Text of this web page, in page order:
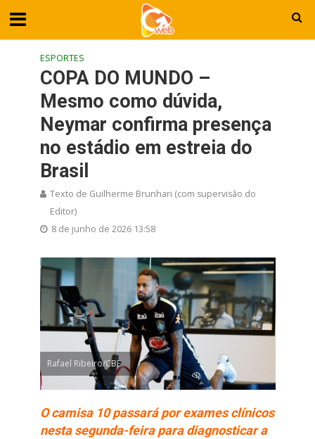
ESPORTES
COPA DO MUNDO –
Mesmo como dúvida,
Neymar confirma presença
no estádio em estreia do
Brasil
Texto de Guilherme Brunhari (com supervisão do
Editor)
8 de junho de 2026 13:58
Rafael Ribeiro/CBF
O camisa 10 passará por exames clínicos
nesta segunda-feira para diagnosticar a